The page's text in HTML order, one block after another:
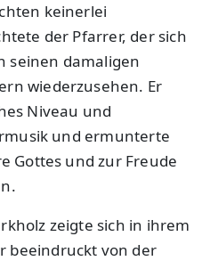
keinerlei
der Pfarrer, der sich
seinen damaligen
wiederzusehen. Er
Niveau und
und ermunterte
Gottes und zur Freude
zeigte sich in ihrem
beeindruckt von der